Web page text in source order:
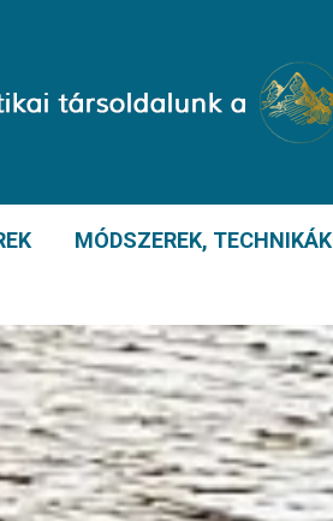
MÓDSZEREK, TECHNIKÁK